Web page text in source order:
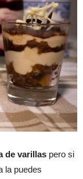
de varillas pero si
la puedes